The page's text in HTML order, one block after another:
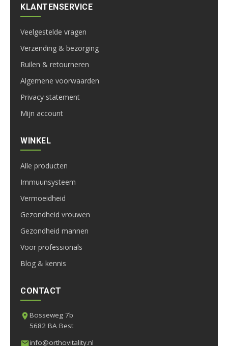
KLANTENSERVICE
Veelgestelde vragen
Verzending & bezorging
Ruilen & retourneren
Algemene voorwaarden
Privacy statement
Mijn account
WINKEL
Alle producten
Immuunsysteem
Vermoeidheid
Gezondheid vrouwen
Gezondheid mannen
Voor professionals
Blog & kennis
CONTACT
Bosseweg 7b
5682 BA Best
info@orthovitality.nl